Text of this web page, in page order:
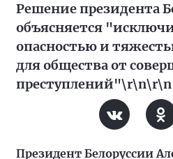
Решение президента
объясняется
опасностью и
для общества от
преступлений"\r\n\r\n
Президент Белоруссии